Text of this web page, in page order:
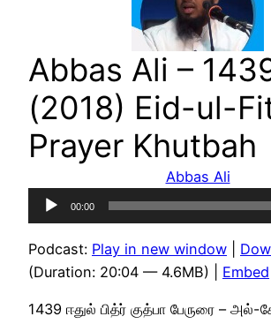
Abbas Ali –
(2018) Eid-ul-
Prayer Khutbah
Abbas Ali
Audio
Player
00:00
Podcast: Play in new window
(Duration: 20:04 — 4.6MB) | Embed
1439 ஈதுல் பித்ர் குத்பா பேருரை – அல்-